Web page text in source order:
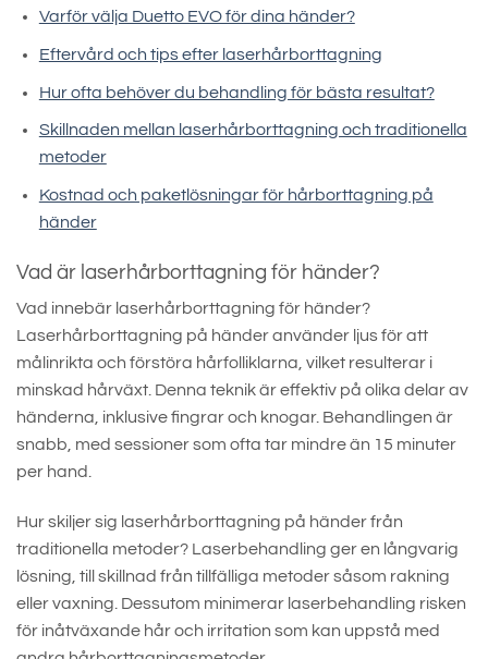
Varför välja Duetto EVO för dina händer?
Eftervård och tips efter laserhårborttagning
Hur ofta behöver du behandling för bästa resultat?
Skillnaden mellan laserhårborttagning och traditionella
metoder
Kostnad och paketlösningar för hårborttagning på
händer
Vad är laserhårborttagning för händer?
Vad innebär laserhårborttagning för händer?
Laserhårborttagning på händer använder ljus för att
målinrikta och förstöra hårfolliklarna, vilket resulterar i
minskad hårväxt. Denna teknik är effektiv på olika delar av
händerna, inklusive fingrar och knogar. Behandlingen är
snabb, med sessioner som ofta tar mindre än 15 minuter
per hand.
Hur skiljer sig laserhårborttagning på händer från
traditionella metoder? Laserbehandling ger en långvarig
lösning, till skillnad från tillfälliga metoder såsom rakning
eller vaxning. Dessutom minimerar laserbehandling risken
för inåtväxande hår och irritation som kan uppstå med